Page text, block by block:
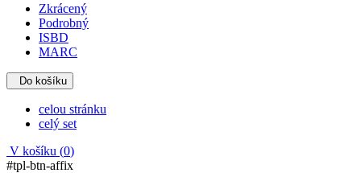
Zkrácený
Podrobný
ISBD
MARC
Do košíku
celou stránku
celý set
V košíku (0)
#tpl-btn-affix